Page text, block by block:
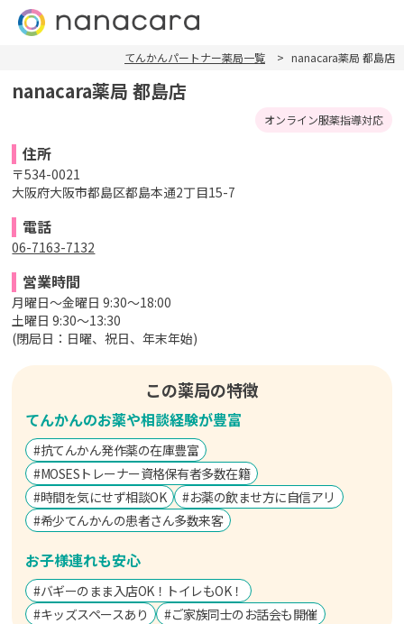
てんかんパートナー薬局一覧 nanacara薬局 都島店
nanacara薬局 都島店
オンライン服薬指導対応
住所
〒534-0021
大阪府大阪市都島区都島本通2丁目15-7
電話
06-7163-7132
営業時間
月曜日〜金曜日 9:30〜18:00
土曜日 9:30〜13:30
(閉局日：日曜、祝日、年末年始)
この薬局の特徴
てんかんのお薬や相談経験が豊富
#抗てんかん発作薬の在庫豊富
#MOSESトレーナー資格保有者多数在籍
#時間を気にせず相談OK
#お薬の飲ませ方に自信アリ
#希少てんかんの​患者さん​多数来客
お子様連れも安心
#バギーのまま入店OK！トイレもOK！
#キッズスペースあり
#ご家族同士のお話会も開催